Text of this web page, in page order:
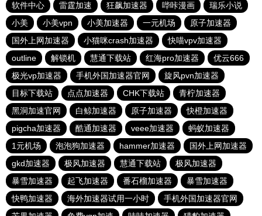
软件中心
雷霆加速 狂飙加速器 哔咔漫画
瑞乐小说
小美
小美vpn 小美加速器 一元机场
原子加速器
国外上网加速器
小猫咪crash加速器
快喵vpv加速器
outline
解锁机 慧通下载站 红海pro加速器
优云666
极光vp加速器
手机外国加速器官网
旋风pvn加速器
目标下载站
点点加速器 CHK下载站
青柠加速器
黑洞加速官网
白鲸加速器 原子加速器
快橙加速器
pigcha加速器
酷通加速器 veee加速器
蚂蚁加速器
1元机场
泡泡狗加速器 hammer加速器
国外上网加速器
gkd加速器
极风加速器 慧通下载站
极风加速器
暴雪加速器
起飞加速器 番石榴加速器
暴雪加速器
快鸭加速器
海外加速器试用一小时
手机外国加速器官网